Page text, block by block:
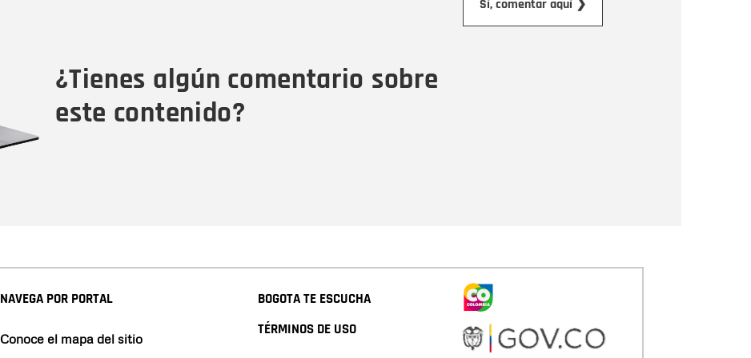
¿Tienes algún comentario sobre
este contenido?
Sí, comentar aquí ❯
NAVEGA POR PORTAL
Conoce el mapa del sitio
BOGOTA TE ESCUCHA
TÉRMINOS DE USO